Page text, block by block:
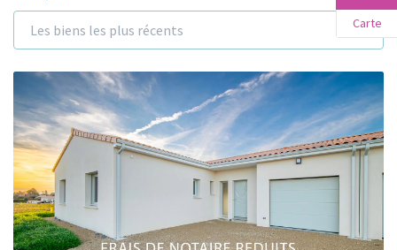
Carte
Les biens les plus récents